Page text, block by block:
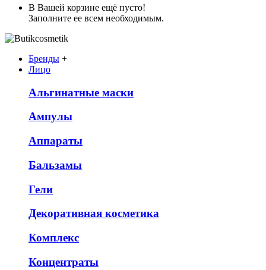
В Вашей корзине ещё пусто!
Заполните ее всем необходимым.
Бренды +
Лицо
Альгинатные маски
Ампулы
Аппараты
Бальзамы
Гели
Декоративная косметика
Комплекс
Концентраты